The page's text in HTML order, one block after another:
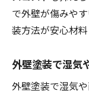
で外壁が傷みや
装方法が安心材料
外壁塗装で湿気
外壁塗装で湿気